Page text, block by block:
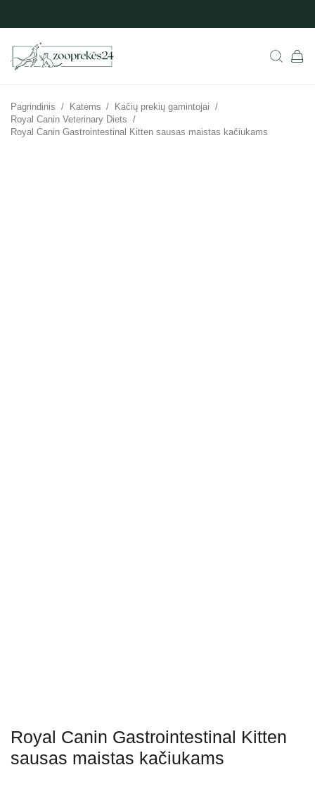
Pagrindinis / Katėms / Kačių prekių gamintojai /
Royal Canin Veterinary Diets /
Royal Canin Gastrointestinal Kitten sausas maistas kačiukams
Royal Canin Gastrointestinal Kitten
sausas maistas kačiukams